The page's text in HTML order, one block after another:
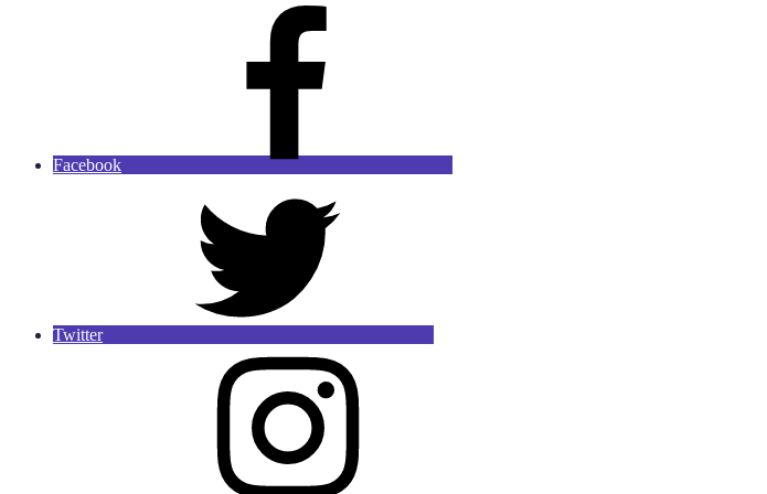
Facebook
Twitter